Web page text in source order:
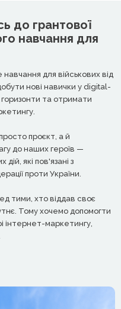
до грантової
навчання для
для військових від
нові навички у digital-
та отримати
проєкт, а й
до наших героїв —
які пов'язані з
проти України.
тими, хто віддав своє
Тому хочемо допомогти
інтернет-маркетингу,